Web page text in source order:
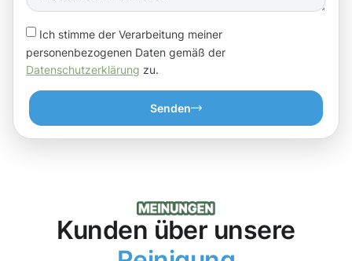
Ich stimme der Verarbeitung meiner
personenbezogenen Daten gemäß der
Datenschutzerklärung zu.
Senden
Kunden über unsere